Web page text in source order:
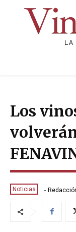
Los
Noticias -